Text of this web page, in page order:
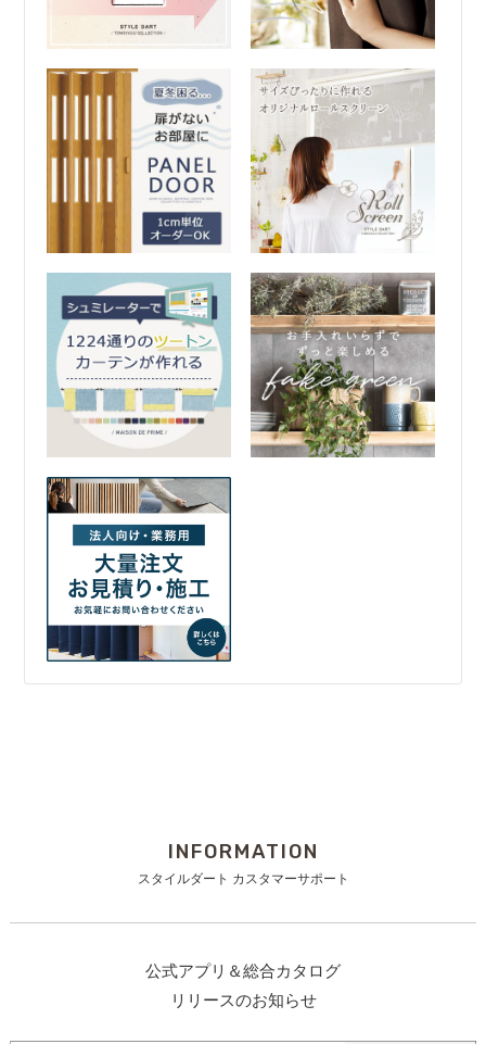
INFORMATION
スタイルダート カスタマーサポート
公式アプリ＆総合カタログ
リリースのお知らせ